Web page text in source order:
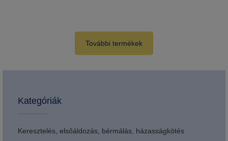
További termékek
Kategóriák
Keresztelés, elsőáldozás, bérmálás, házasságkötés